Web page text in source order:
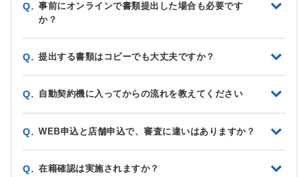
Q. 事前にオンラインで書類提出した場合も必要です
か？
Q. 提出する書類はコピーでも大丈夫ですか？
Q. 自動契約機に入ってからの流れを教えてください
Q. WEB申込と店舗申込で、審査に違いはありますか？
Q. 在籍確認は実施されますか？